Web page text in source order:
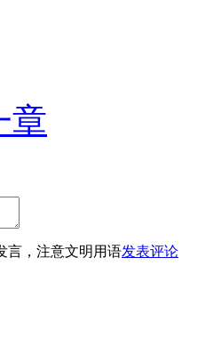
章
言，注意文明用语发表评论